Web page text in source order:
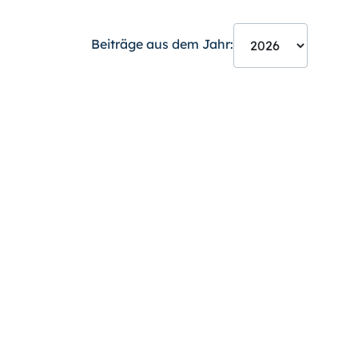
Beiträge aus dem Jahr: